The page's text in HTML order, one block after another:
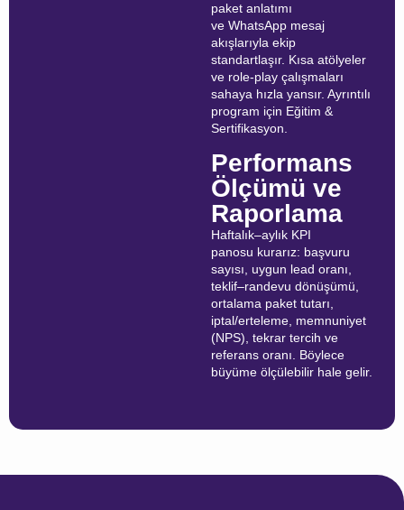
paket anlatımı
ve WhatsApp mesaj
akışlarıyla ekip
standartlaşır. Kısa atölyeler
ve role-play çalışmaları
sahaya hızla yansır. Ayrıntılı
program için Eğitim &
Sertifikasyon.
Performans
Ölçümü ve
Raporlama
Haftalık–aylık KPI
panosu kurarız: başvuru
sayısı, uygun lead oranı,
teklif–randevu dönüşümü,
ortalama paket tutarı,
iptal/erteleme, memnuniyet
(NPS), tekrar tercih ve
referans oranı. Böylece
büyüme ölçülebilir hale gelir.